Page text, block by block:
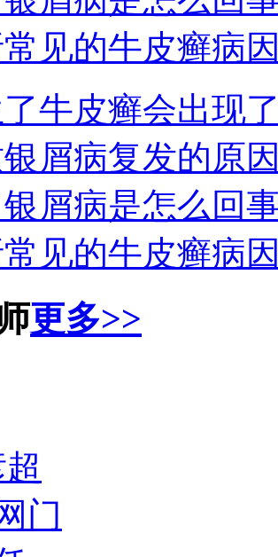
常见的牛皮癣病
了牛皮癣会出现
银屑病复发的原
银屑病是怎么回
常见的牛皮癣病
更多>>